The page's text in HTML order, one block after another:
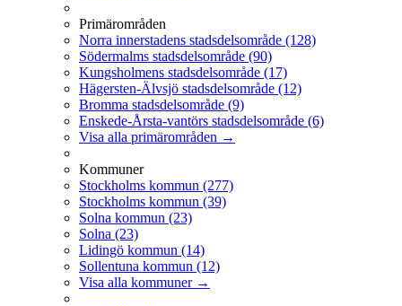
Primärområden
Norra innerstadens stadsdelsområde (128)
Södermalms stadsdelsområde (90)
Kungsholmens stadsdelsområde (17)
Hägersten-Älvsjö stadsdelsområde (12)
Bromma stadsdelsområde (9)
Enskede-Årsta-vantörs stadsdelsområde (6)
Visa alla primärområden →
Kommuner
Stockholms kommun (277)
Stockholms kommun (39)
Solna kommun (23)
Solna (23)
Lidingö kommun (14)
Sollentuna kommun (12)
Visa alla kommuner →